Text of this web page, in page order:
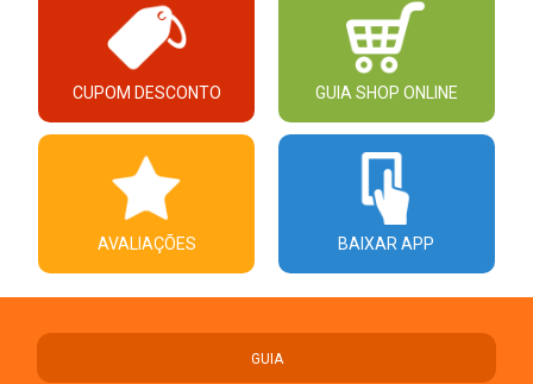
CUPOM DESCONTO GUIA SHOP ONLINE
AVALIAÇÕES BAIXAR APP
GUIA